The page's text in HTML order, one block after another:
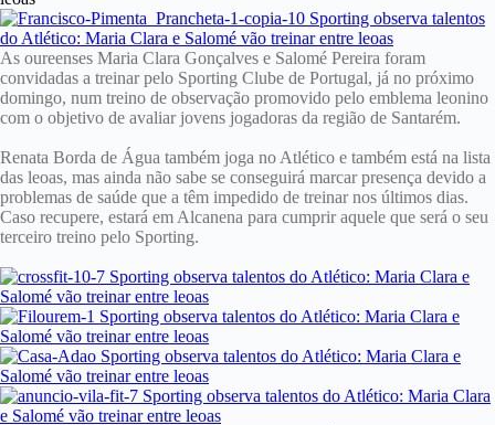
As oureenses Maria Clara Gonçalves e Salomé Pereira foram
convidadas a treinar pelo Sporting Clube de Portugal, já no próximo
domingo, num treino de observação promovido pelo emblema leonino
com o objetivo de avaliar jovens jogadoras da região de Santarém.
Renata Borda de Água também joga no Atlético e também está na lista
das leoas, mas ainda não sabe se conseguirá marcar presença devido a
problemas de saúde que a têm impedido de treinar nos últimos dias.
Caso recupere, estará em Alcanena para cumprir aquele que será o seu
terceiro treino pelo Sporting.